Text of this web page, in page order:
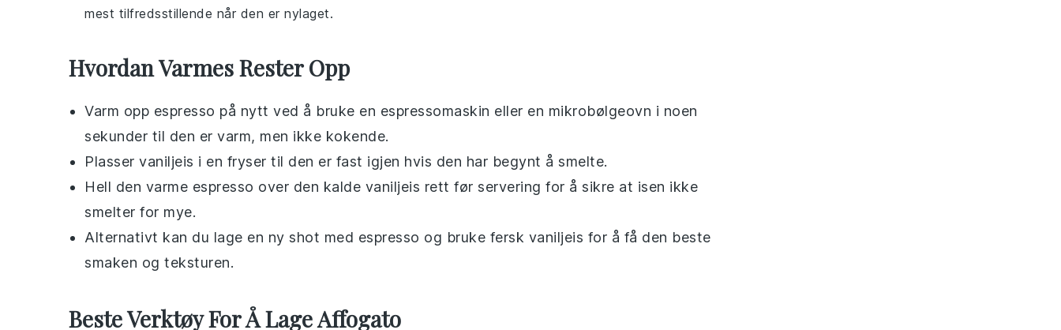
mest tilfredsstillende når den er nylaget.
Hvordan Varmes Rester Opp
Varm opp espresso på nytt ved å bruke en espressomaskin eller en mikrobølgeovn i noen
sekunder til den er varm, men ikke kokende.
Plasser vaniljeis i en fryser til den er fast igjen hvis den har begynt å smelte.
Hell den varme espresso over den kalde vaniljeis rett før servering for å sikre at isen ikke
smelter for mye.
Alternativt kan du lage en ny shot med espresso og bruke fersk vaniljeis for å få den beste
smaken og teksturen.
Beste Verktøy For Å Lage Affogato